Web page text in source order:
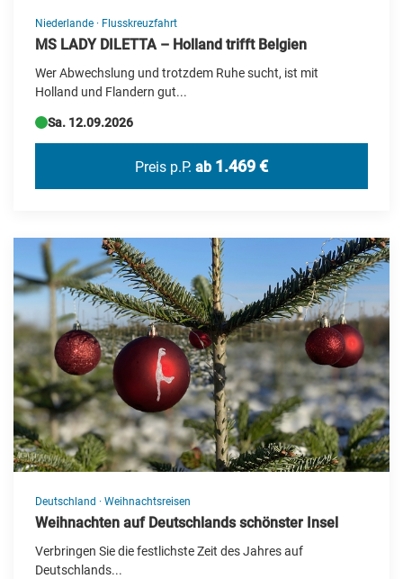
Niederlande · Flusskreuzfahrt
MS LADY DILETTA – Holland trifft Belgien
Wer Abwechslung und trotzdem Ruhe sucht, ist mit
Holland und Flandern gut...
Sa. 12.09.2026
Preis p.P. ab 1.469 €
Deutschland · Weihnachtsreisen
Weihnachten auf Deutschlands schönster Insel
Verbringen Sie die festlichste Zeit des Jahres auf
Deutschlands...